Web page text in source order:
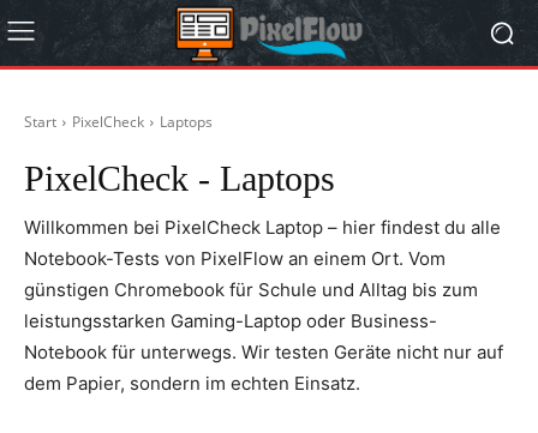
Start PixelCheck Laptops
PixelCheck - Laptops
Willkommen bei PixelCheck Laptop – hier findest du alle
Notebook-Tests von PixelFlow an einem Ort. Vom
günstigen Chromebook für Schule und Alltag bis zum
leistungsstarken Gaming-Laptop oder Business-
Notebook für unterwegs. Wir testen Geräte nicht nur auf
dem Papier, sondern im echten Einsatz.